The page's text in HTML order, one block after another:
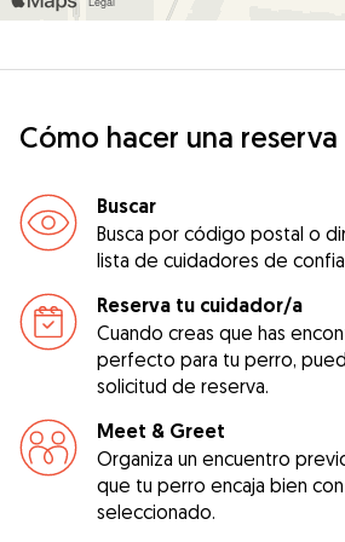
Cómo hacer una reserva
Buscar
Busca por código postal o
lista de cuidadores de
Reserva tu cuidador/a
Cuando creas que has
perfecto para tu perro,
solicitud de reserva.
Meet & Greet
Organiza un encuentro
que tu perro encaja bien
seleccionado.